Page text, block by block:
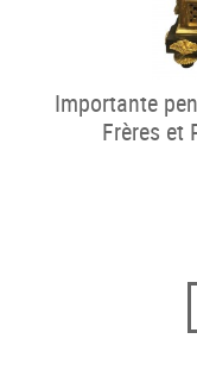
Importante
Frères et